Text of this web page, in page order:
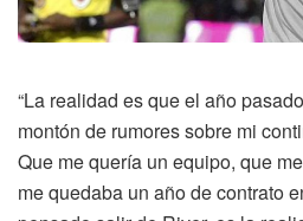
“La realidad es que el año
montón de rumores sobre mi
Que me quería un equipo, que
me quedaba un año de contrato